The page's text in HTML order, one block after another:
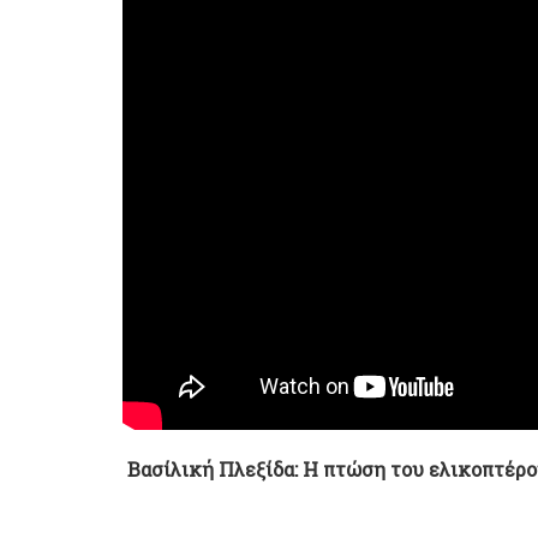
Βασίλική Πλεξίδα: Η πτώση του